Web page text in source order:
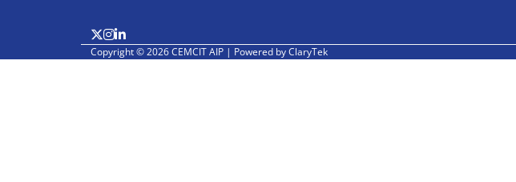
Copyright © 2026 CEMCIT AIP | Powered byClaryTek